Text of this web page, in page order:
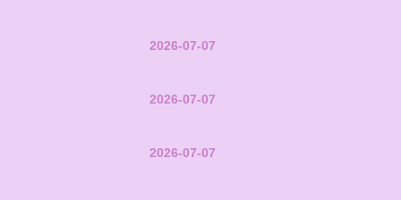
2026-07-07
2026-07-07
2026-07-07